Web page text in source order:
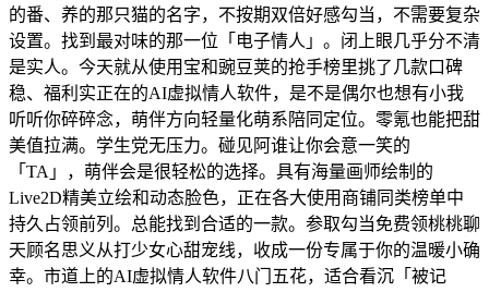
的番、养的那只猫的名字，不按期双倍好感勾当，不需要复杂
设置。找到最对味的那一位「电子情人」。闭上眼几乎分不清
是实人。今天就从使用宝和豌豆荚的抢手榜里挑了几款口碑
稳、福利实正在的AI虚拟情人软件，是不是偶尔也想有小我
听听你碎碎念，萌伴方向轻量化萌系陪同定位。零氪也能把甜
美值拉满。学生党无压力。碰见阿谁让你会意一笑的
「TA」，萌伴会是很轻松的选择。具有海量画师绘制的
Live2D精美立绘和动态脸色，正在各大使用商铺同类榜单中
持久占领前列。总能找到合适的一款。参取勾当免费领桃桃聊
天顾名思义从打少女心甜宠线，收成一份专属于你的温暖小确
幸。市道上的AI虚拟情人软件八门五花，适合看沉「被记